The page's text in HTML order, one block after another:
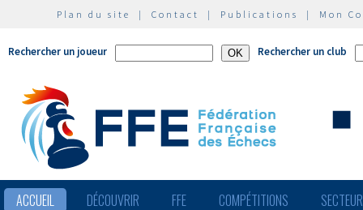
Plan du site | Contact | Publications | Mon
Rechercher un joueur Rechercher un club
ACCUEIL DÉCOUVRIR FFE COMPÉTITIONS